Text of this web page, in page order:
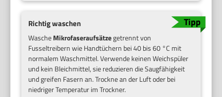
Richtig waschen
WascheMikrofaseraufsätzegetrennt von
Fusseltreibern wie Handtüchern bei 40 bis 60 °C mit
normalem Waschmittel. Verwende keinen Weichspüler
und kein Bleichmittel, sie reduzieren die Saugfähigkeit
und greifen Fasern an. Trockne an der Luft oder bei
niedriger Temperatur im Trockner.